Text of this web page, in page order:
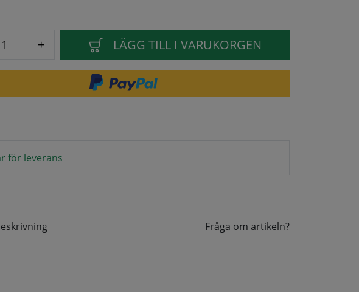
+ LÄGG TILL I VARUKORGEN
för leverans
Fråga om artikeln?